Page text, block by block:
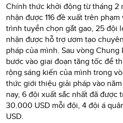
Chính thức khởi động từ tháng 2
nhận được 116 đề xuất trên
trình tuyển chọn gắt gao, 25 đội
nhận được hỗ trợ ươm tạo
pháp của mình. Sau vòng
bước vào giai đoạn tăng tốc để
rộng sáng kiến của mình trong
thức giới thiệu giải pháp vào
nay, 6 đội xuất sắc nhất đã được
30.000 USD mỗi đội, 4 đội á
USD.